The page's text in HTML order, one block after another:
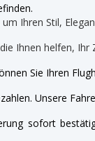
Ihren Stil,
Ihnen helfen, Ihr
Sie Ihren
Unsere
sofort